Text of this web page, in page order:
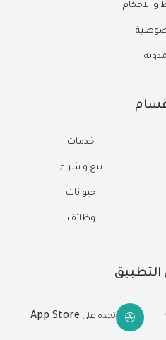
و الاحكام
خدمات
بيع و شراء
حيوانات
وظائف
تجده على App Store